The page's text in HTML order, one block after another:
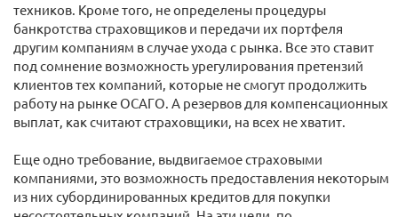
техников. Кроме того, не определены процедуры
банкротства страховщиков и передачи их портфеля
другим компаниям в случае ухода с рынка. Все это ставит
под сомнение возможность урегулирования претензий
клиентов тех компаний, которые не смогут продолжить
работу на рынке ОСАГО. А резервов для компенсационных
выплат, как считают страховщики, на всех не хватит.
Еще одно требование, выдвигаемое страховыми
компаниями, это возможность предоставления некоторым
из них субординированных кредитов для покупки